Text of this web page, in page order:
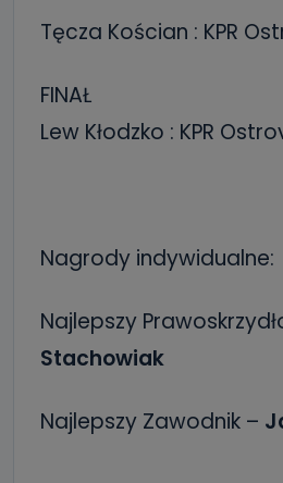
Tęcza Kościan : KPR
FINAŁ
Lew Kłodzko : KPR
Nagrody indywidualne:
Najlepszy
Stachowiak
Najlepszy Zawodnik –